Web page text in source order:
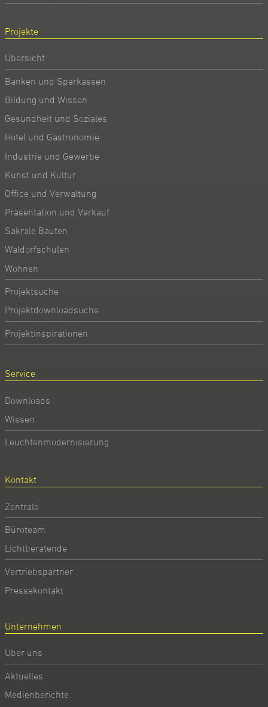
Projekte
Übersicht
Banken und Sparkassen
Bildung und Wissen
Gesundheit und Soziales
Hotel und Gastronomie
Industrie und Gewerbe
Kunst und Kultur
Office und Verwaltung
Präsentation und Verkauf
Sakrale Bauten
Waldorfschulen
Wohnen
Projektsuche
Projektdownloadsuche
Projektinspirationen
Service
Downloads
Wissen
Leuchtenmodernisierung
Kontakt
Zentrale
Büroteam
Lichtberatende
Vertriebspartner
Pressekontakt
Unternehmen
Über uns
Aktuelles
Medienberichte